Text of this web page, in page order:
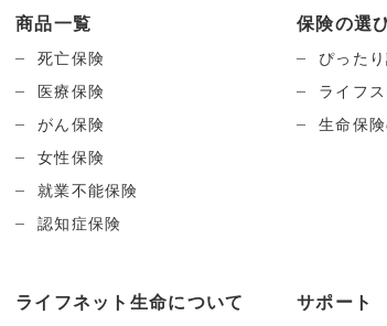
商品一覧
死亡保険
医療保険
がん保険
女性保険
就業不能保険
認知症保険
保険の選
ぴった
ライフ
生命保
ライフネット生命について サポート